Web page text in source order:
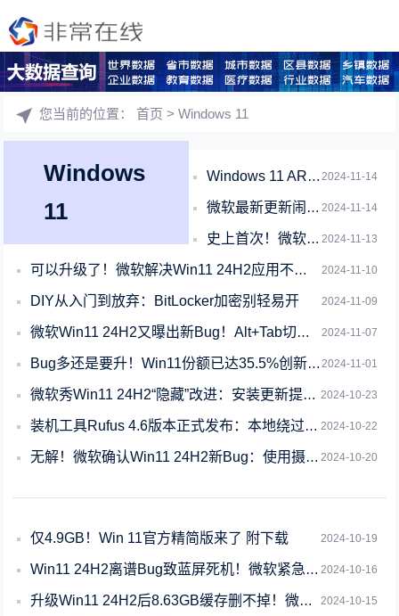
您当前的位置：首页 > Windows 11
Windows
11
2024-11-14
Windows 11 ARM版官方ISO镜像终于发布！高通、苹果都能用
2024-11-14
微软最新更新闹乌龙：Win11 23H2被提前寿终正寝
2024-11-13
史上首次！微软：今天起Windows可以直接运行安卓手机App了
2024-11-10
可以升级了！微软解决Win11 24H2应用不兼容蓝屏问题
2024-11-09
DIY从入门到放弃：BitLocker加密别轻易开
2024-11-07
微软Win11 24H2又曝出新Bug！Alt+Tab切换应用黑屏
2024-11-01
Bug多还是要升！Win11份额已达35.5%创新高
2024-10-23
微软秀Win11 24H2“隐藏”改进：安装更新提速45.6%！
2024-10-22
装机工具Rufus 4.6版本正式发布：本地绕过Win11限制无需重装系统！
2024-10-20
无解！微软确认Win11 24H2新Bug：使用摄像头时应用卡死
2024-10-19
仅4.9GB！Win 11官方精简版来了 附下载
2024-10-16
Win11 24H2离谱Bug致蓝屏死机！微软紧急暂停向西数SSD用户推送
2024-10-15
升级Win11 24H2后8.63GB缓存删不掉！微软确认：误报